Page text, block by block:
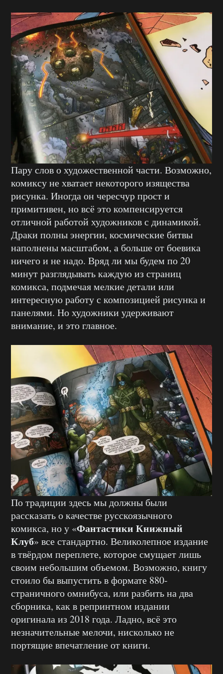
Пару слов о художественной части. Возможно,
комиксу не хватает некоторого изящества
рисунка. Иногда он чересчур прост и
примитивен, но всё это компенсируется
отличной работой художников с динамикой.
Драки полны энергии, космические битвы
наполнены масштабом, а больше от боевика
ничего и не надо. Вряд ли мы будем по 20
минут разглядывать каждую из страниц
комикса, подмечая мелкие детали или
интересную работу с композицией рисунка и
панелями. Но художники удерживают
внимание, и это главное.
По традиции здесь мы должны были
рассказать о качестве русскоязычного
комикса, но у «Фантастики Книжный
Клуб» все стандартно. Великолепное издание
в твёрдом переплете, которое смущает лишь
своим небольшим объемом. Возможно, книгу
стоило бы выпустить в формате 880-
страничного омнибуса, или разбить на два
сборника, как в репринтном издании
оригинала из 2018 года. Ладно, всё это
незначительные мелочи, нисколько не
портящие впечатление от книги.